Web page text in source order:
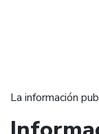
La información